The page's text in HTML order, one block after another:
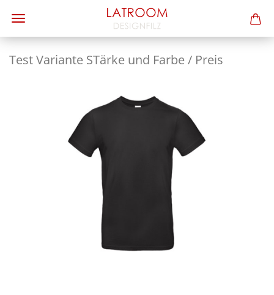
Test Va­ri­an­te STär­ke und Farbe / Preis